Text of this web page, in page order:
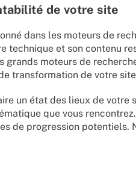
de votre site
dans les moteurs de
technique et son contenu
grands moteurs de
transformation de votre
un état des lieux de votre
que vous
de progression potentiels.